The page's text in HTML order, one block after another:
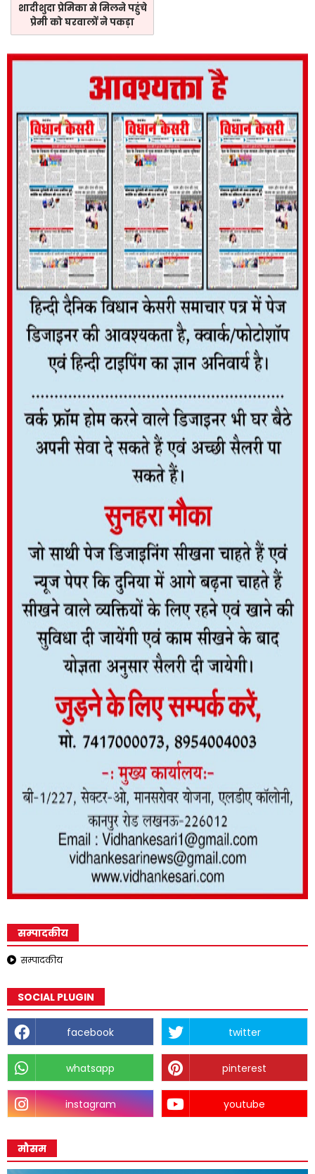
शादीशुदा प्रेमिका से मिलने पहुंचे
प्रेमी को घरवालों ने पकड़ा
सम्पादकीय
सम्पादकीय
SOCIAL PLUGIN
facebook twitter
whatsapp pinterest
instagram youtube
मौसम